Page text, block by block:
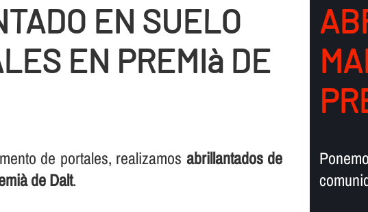
EN SUELO
EN PREMIà DE
de portales, realizamos abrillantados de
de Dalt.